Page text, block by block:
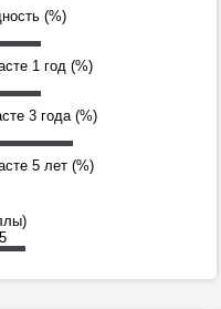
(%)
1 год (%)
3 года (%)
5 лет (%)